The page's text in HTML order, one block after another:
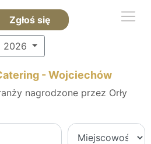
Zgłoś się
2026
- Wojciechów
nagrodzone przez Orły